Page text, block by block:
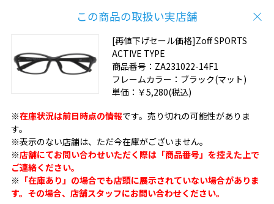
この商品の取扱い実店舗
[再値下げセール価格]Zoff SPORTS
ACTIVE TYPE
商品番号： ZA231022-14F1
フレームカラー： ブラック(マット)
単価： ￥5,280(税込)
※在庫状況は前日時点の情報です。売り切れの可能性がありま
す。
※表示のない店舗は、ただ今在庫がございません。
※店舗にてお問い合わせいただく際は「商品番号」を控えた上で
ご連絡ください。
※ 「在庫あり」の場合でも店頭に展示されていない場合がありま
す。その場合、店舗スタッフにお問い合わせください。